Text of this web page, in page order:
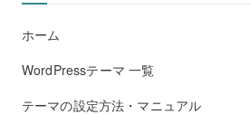
ホーム
WordPressテーマ 一覧
テーマの設定方法・マニュアル